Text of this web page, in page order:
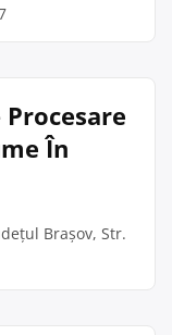
Procesare
În
Brașov, Str.